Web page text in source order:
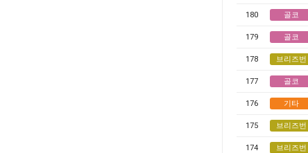
180 골코
179 골코
178 브리즈번
177 골코
176 기타
175 브리즈번
174 브리즈번